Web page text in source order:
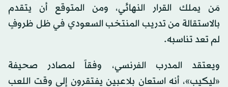
مَن يملك القرار النهائي، ومن المتوقع أن يتقدم
بالاستقالة من تدريب المنتخب السعودي في ظل ظروفٍ
لم تعد تناسبه.
ويعتقد المدرب الفرنسي، وفقاً لمصادر صحيفة
«ليكيب»، أنه استعان بلاعبين يفتقرون إلى وقت اللعب